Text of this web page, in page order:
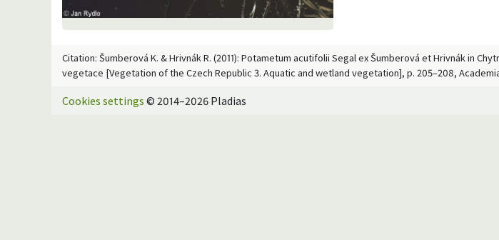
Citation: Šumberová K. & Hrivnák R. (2011): Potametum acutifolii Segal ex Šumberová et Hrivnák in
vegetace [Vegetation of the Czech Republic 3. Aquatic and wetland vegetation], p. 205–208,
Cookies settings © 2014–2026 Pladias